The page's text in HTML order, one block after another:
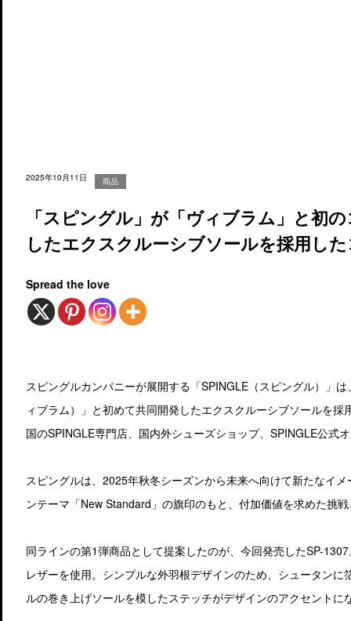
2025年10月11日 商品
「スピングル」が「ヴィブラム」と初
したエクスクルーシブソールを採用し
Spread the love
スピングルカンパニーが展開する「SPINGLE（スピングル）」
ィブラム）」と初めて共同開発したエクスクルーシブソールを
国のSPINGLE専門店、国内外シューズショップ、SPINGLE公式
スピングルは、2025年秋冬シーズンから未来へ向けて新たなイ
ンテーマ「New Standard」の旗印のもと、付加価値を求めた挑
同ラインの第1弾商品として提案したのが、今回発売したSP-
レザーを使用。シンプルな外羽根デザインのため、シュータン
ルの巻き上げソールを模したステッチがデザインのアクセントに